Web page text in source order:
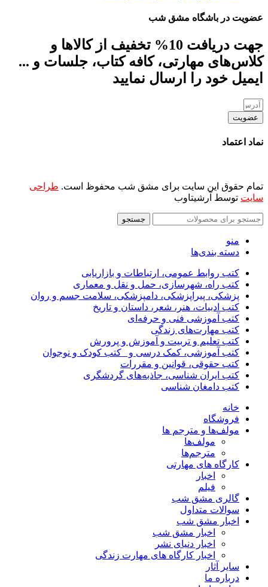
عضویت در باشگاه مشق شب
جهت دریافت 10% تخفیف از کالاها و
کلاس‌های مهارتی، کافه کتاب، جلسات و ...
ایمیل خود را ارسال نمایید
عضویت
نماد اعتماد
تمام حقوق این سایت برای مشق شب محفوظ است. طراحی
سایت توسط آرشیتاوب
جستجو
منو
دسته بندی‌ها
کتب روابط عمومی، ارتباطات و بازاریابی
کتب راه، شهرسازی، حمل و نقل و معماری
پزشکی، پیراپزشکی، دامپزشکی، سلامت جسم و روان
کتب ادبیات، هنر، شعر، داستان و تاریخ
کتب آموزشی فنی و حرفه‌ای
کتب مهارت‌های زندگی
کتب تعلیم و تربیت و آموزش و پرورش
کتب آموزشی، کمک درسی و _کتب کودک و نوجوان
کتب حقوقی، قوانین و مقررات
کتب ایران شناسی، جاذبه‌های گردشگری
کتب دامغان شناسی
خانه
فروشگاه
مولف‌ها و مترجم ها
مولف‌ها
مترجم‌ها
کارگاه های مهارتی
اخبار
فیلم
گالری مشق شب
سوالات متداول
اخبار مشق شب
اخبار مشق شب
اخبار دنیای نشر
اخبار کارگاه های مهارت زندگی
سایر آثار
درباره ما